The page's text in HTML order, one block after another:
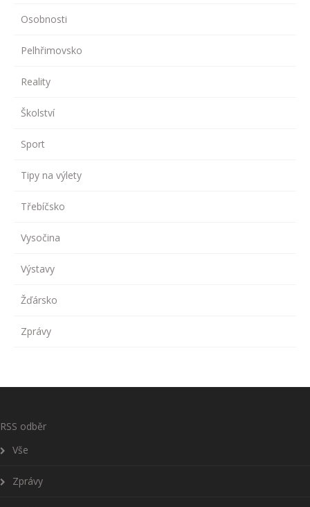
Osobnosti
Pelhřimovsko
Reality
Školství
Sport
Tipy na výlety
Třebíčsko
Vysočina
Výstavy
Žďársko
Zprávy
RSS odběr
Vše
Zprávy